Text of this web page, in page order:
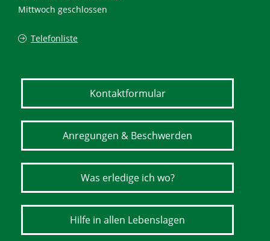
Mittwoch geschlossen
Telefonliste
Kontaktformular
Anregungen & Beschwerden
Was erledige ich wo?
Hilfe in allen Lebenslagen